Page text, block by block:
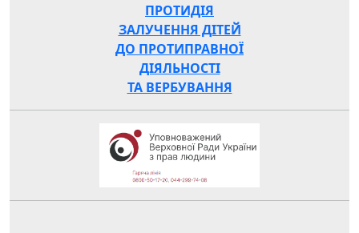
ПРОТИДІЯ
ЗАЛУЧЕННЯ ДІТЕЙ
ДО ПРОТИПРАВНОЇ
ДІЯЛЬНОСТІ
ТА ВЕРБУВАННЯ